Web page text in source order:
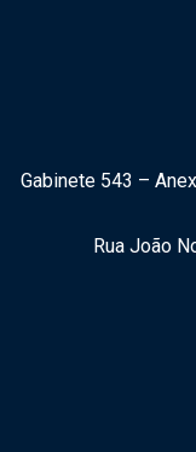
Gabinete 543 –
Rua João